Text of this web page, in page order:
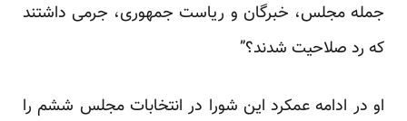
جمله مجلس، خبرگان و ریاست جمهوری، جرمی داشتند
که رد صلاحیت شدند؟”
او در ادامه عمکرد این شورا در انتخابات مجلس ششم را